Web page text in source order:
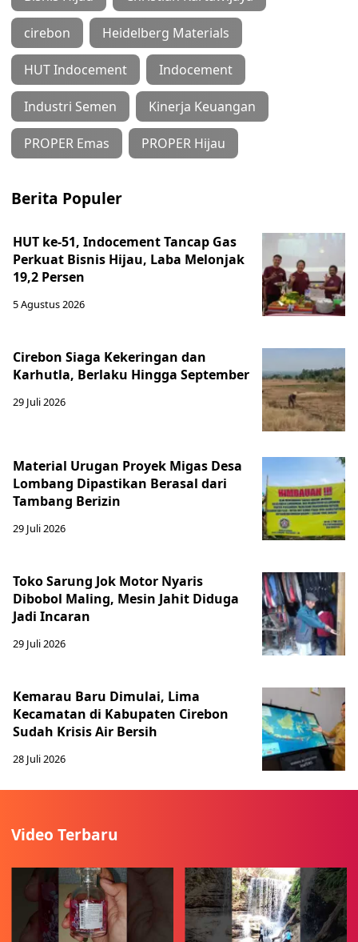
cirebon Heidelberg Materials
HUT Indocement Indocement
Industri Semen Kinerja Keuangan
PROPER Emas PROPER Hijau
Berita Populer
HUT ke-51, Indocement Tancap Gas
Perkuat Bisnis Hijau, Laba Melonjak
19,2 Persen
5 Agustus 2026
Cirebon Siaga Kekeringan dan
Karhutla, Berlaku Hingga September
29 Juli 2026
Material Urugan Proyek Migas Desa
Lombang Dipastikan Berasal dari
Tambang Berizin
29 Juli 2026
Toko Sarung Jok Motor Nyaris
Dibobol Maling, Mesin Jahit Diduga
Jadi Incaran
29 Juli 2026
Kemarau Baru Dimulai, Lima
Kecamatan di Kabupaten Cirebon
Sudah Krisis Air Bersih
28 Juli 2026
Video Terbaru